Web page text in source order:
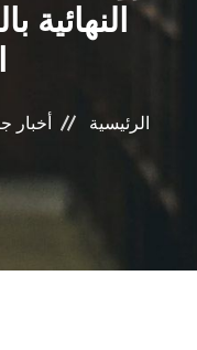
النهائية
الرئيسية